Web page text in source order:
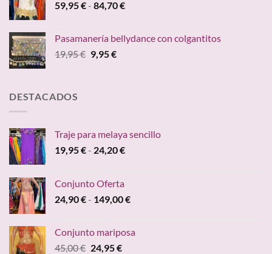
24,95 €.19,95 €.
59,95€- 84,70€Rango
desde
Pasamanería bellydance con colgantitos
19,95€ El
9,95€El
DESTACADOS
Traje para melaya sencillo
19,95€- 24,20€Rango
19,95 €
Conjunto Oferta
24,90€- 149,00€Rango
desde
Conjunto mariposa
45,00€ El
24,95€El